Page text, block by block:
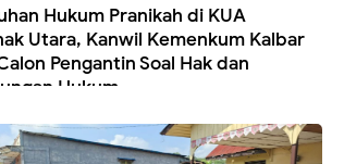
Hukum Pranikah di KUA
Utara, Kanwil Kemenkum Kalbar
Pengantin Soal Hak dan
Hukum